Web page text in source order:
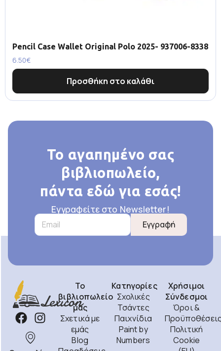
Pencil Case Wallet Original Polo 2025- 937006-8338
6.50€
Προσθήκη στο καλάθι
Το αγαπημένο σας
βιβλιοπωλείο,
πάντα εδώ για εσάς!
Εγγραφείτε στο Newsletter!
Εγγραφή
Το
βιβλιοπωλείο
μας
Σχετικά με
εμάς
Blog
Κατηγορίες
Σχολικές
Τσάντες
Παιχνίδια
Paint by
Numbers
Χρήσιμοι
Σύνδεσμοι
Όροι &
Πολιτική
Cookie